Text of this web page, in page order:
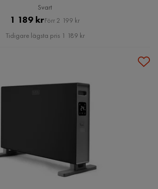
Svart
Pris
1 189 krOriginal
Pris
Förr 2 199 kr
Tidigare lägsta pris 1 189 kr